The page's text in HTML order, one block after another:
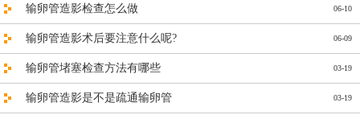
06-10
输卵管造影检查怎么做
06-09
输卵管造影术后要注意什么呢?
03-19
输卵管堵塞检查方法有哪些
03-19
输卵管造影是不是疏通输卵管